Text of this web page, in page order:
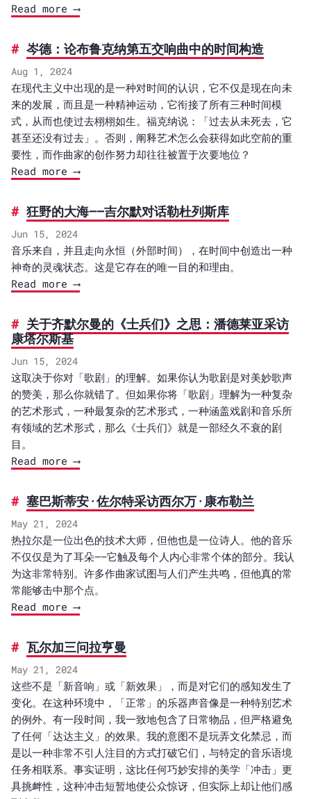
Read more ⟶
岑德：论布鲁克纳第五交响曲中的时间构造
Aug 1, 2024
在现代主义中出现的是一种对时间的认识，它不仅是现在向未
来的发展，而且是一种精神运动，它衔接了所有三种时间模
式，从而也使过去栩栩如生。福克纳说：「过去从未死去，它
甚至还没有过去」。否则，阐释艺术怎么会获得如此空前的重
要性，而作曲家的创作努力却往往被置于次要地位？
Read more ⟶
狂野的大海——吉尔默对话勒杜列斯库
Jun 15, 2024
音乐来自，并且走向永恒（外部时间），在时间中创造出一种
神奇的灵魂状态。这是它存在的唯一目的和理由。
Read more ⟶
关于齐默尔曼的《士兵们》之思：潘德莱亚采访
康塔尔斯基
Jun 15, 2024
这取决于你对「歌剧」的理解。如果你认为歌剧是对美妙歌声
的赞美，那么你就错了。但如果你将「歌剧」理解为一种复杂
的艺术形式，一种最复杂的艺术形式，一种涵盖戏剧和音乐所
有领域的艺术形式，那么《士兵们》就是一部经久不衰的剧
目。
Read more ⟶
塞巴斯蒂安·佐尔特采访西尔万·康布勒兰
May 21, 2024
热拉尔是一位出色的技术大师，但他也是一位诗人。他的音乐
不仅仅是为了耳朵——它触及每个人内心非常个体的部分。我认
为这非常特别。许多作曲家试图与人们产生共鸣，但他真的常
常能够击中那个点。
Read more ⟶
瓦尔加三问拉亨曼
May 21, 2024
这些不是「新音响」或「新效果」，而是对它们的感知发生了
变化。在这种环境中，「正常」的乐器声音像是一种特别艺术
的例外。有一段时间，我一致地包含了日常物品，但严格避免
了任何「达达主义」的效果。我的意图不是玩弄文化禁忌，而
是以一种非常不引人注目的方式打破它们，与特定的音乐语境
任务相联系。事实证明，这比任何巧妙安排的美学「冲击」更
具挑衅性，这种冲击短暂地使公众惊讶，但实际上却让他们感